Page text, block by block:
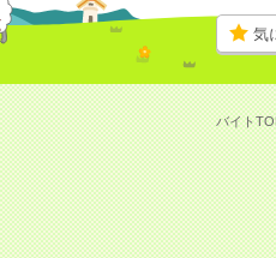
気
バイト